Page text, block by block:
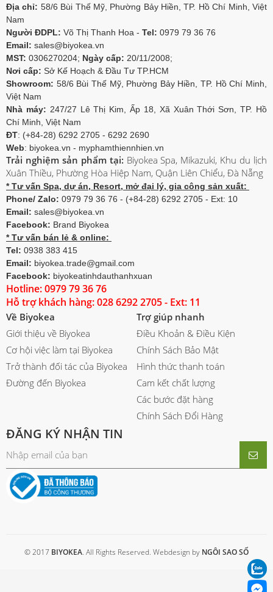
Địa chỉ: 58/6 Bùi Thế Mỹ, Phường Bảy Hiền, TP. Hồ Chí Minh, Việt
Nam
Người ĐDPL: Võ Thị Thanh Hoa - Tel: 0979 79 36 76
Email: sales@biyokea.vn
MST: 0306270204; Ngày cấp: 20/11/2008;
Nơi cấp: Sở Kế Hoạch & Đầu Tư TP.HCM
Showroom: 58/6 Bùi Thế Mỹ, Phường Bảy Hiền, TP. Hồ Chí Minh,
Việt Nam
Nhà máy: 247/27 Lê Thị Kim, Ấp 18, Xã Xuân Thới Sơn, TP. Hồ
Chí Minh, Việt Nam
ĐT: (+84-28) 6292 2705 - 6292 2690
Web: biyokea.vn - myphamthiennhien.vn
Trải nghiệm sản phẩm tại: Biyokea Spa, Mikazuki, Khu du lịch
Xuân Thiều, Phường Hòa Hiệp Nam, Quận Liên Chiểu, Đà Nẵng
* Tư vấn Spa, dự án, Resort, mở đại lý, gia công sản xuất:
Phone/ Zalo: 0979 79 36 76 - (+84-28) 6292 2705 - Ext: 10
Email: sales@biyokea.vn
Facebook: Brand Biyokea
* Tư vấn bán lẻ & online:
Tel: 0938 383 415
Email: biyokea.trade@gmail.com
Facebook: biyokeatinhdauthanhxuan
Hotline: 0979 79 36 76
Hỗ trợ khách hàng: 028 6292 2705 - Ext: 11
Về Biyokea
Giới thiệu về Biyokea
Cơ hội việc làm tại Biyokea
Trở thành đối tác của Biyokea
Đường đến Biyokea
Trợ giúp nhanh
Điều Khoản & Điều Kiện
Chính Sách Bảo Mật
Hình thức thanh toán
Cam kết chất lượng
Các bước đặt hàng
Chính Sách Đổi Hàng
ĐĂNG KÝ NHẬN TIN
© 2017 BIYOKEA. All Rights Reserved. Webdesign by NGÔI SAO SỐ